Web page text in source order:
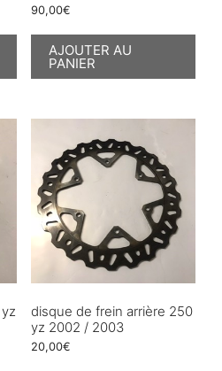
90,00€
AJOUTER AU
PANIER
disque de frein arrière 250
yz 2002 / 2003
20,00€